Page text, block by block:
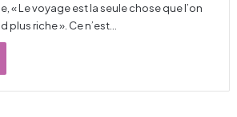
« Le voyage est la seule chose que l’on
riche ». Ce n’est…